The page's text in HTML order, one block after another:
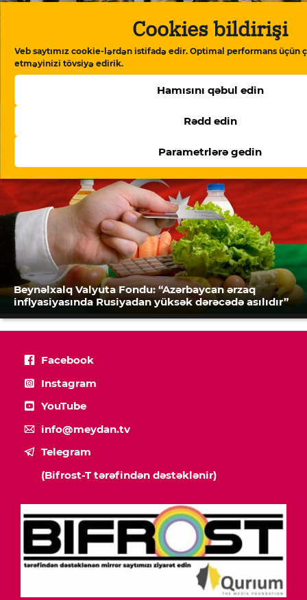
Cookies bildirişi
Veb saytımız cookie-lərdən istifadə edir. Optimal performans üçün
etməyinizi tövsiyə edirik.
Hamısını qəbul edin
Rədd edin
Parametrlərə gedin
“Meydan TV işi”: “Burada mühakimə olunan
Azərbaycan cəmiyyətinin vicdanıdır”
Beynəlxalq Valyuta Fondu: “Azərbaycan ərzaq
inflyasiyasında Rusiyadan yüksək dərəcədə asılıdır”
Facebook
Instagram
YouTube
info@meydan.tv
Telegram
(Bifrost-T tərəfindən dəstəklənir)